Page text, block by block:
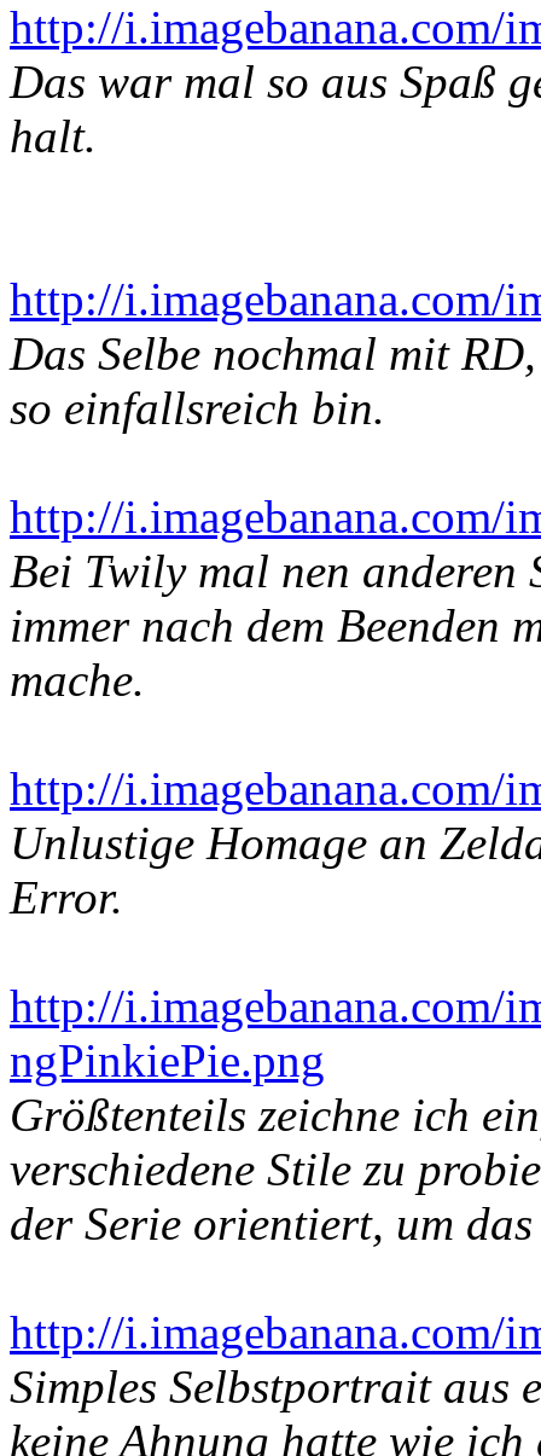
http://i.imagebanana.com/
Das war mal so aus Spaß
halt.
http://i.imagebanana.com/
Das Selbe nochmal mit
so einfallsreich bin.
http://i.imagebanana.com/
Bei Twily mal nen anderen
immer nach dem Beenden
mache.
http://i.imagebanana.com/
Unlustige Homage an
Error.
http://
ngPinkiePie.png
Größtenteils zeichne ich
verschiedene Stile zu
der Serie orientiert, um
http://i.imagebanana.com/
Simples Selbstportrait aus
keine Ahnung hatte wie ich